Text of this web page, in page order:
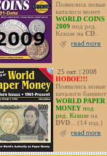
Появились новые
каталоги монет
WORLD COINS
2009 под ред.
Krause наCD
25 окт. | 2008
НОВОЕ!!!
Появились новые
каталоги банкнот
WORLD PAPER
MONEYпод
ред. Krauseна
DVD... (14 изд.)